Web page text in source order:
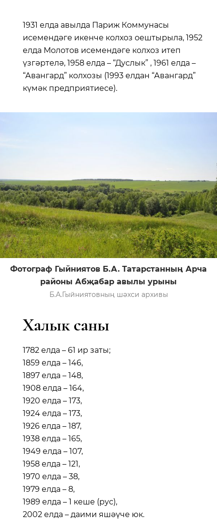
1931 елда авылда Париж Коммунасы
исемендәге икенче колхоз оештырыла, 1952
елда Молотов исемендәге колхоз итеп
үзгәртелә, 1958 елда – “Дуслык” , 1961 елда –
“Авангард” колхозы (1993 елдан “Авангард”
күмәк предприятиесе).
Фотограф Гыйниятов Б.А. Татарстанның Арча
районы Абҗабар авылы урыны
Б.А.Гыйниятовның шәхси архивы
Халык саны
1782 елда – 61 ир заты;
1859 елда – 146,
1897 елда – 148,
1908 елда – 164,
1920 елда – 173,
1924 елда – 173,
1926 елда – 187,
1938 елда – 165,
1949 елда – 107,
1958 елда – 121,
1970 елда – 38,
1979 елда – 8,
1989 елда – 1 кеше (рус),
2002 елда – даими яшәүче юк.